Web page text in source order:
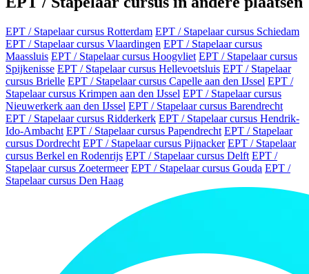
EPT / Stapelaar cursus Rotterdam EPT / Stapelaar cursus Schiedam
EPT / Stapelaar cursus Vlaardingen EPT / Stapelaar cursus
Maassluis EPT / Stapelaar cursus Hoogvliet EPT / Stapelaar cursus
Spijkenisse EPT / Stapelaar cursus Hellevoetsluis EPT / Stapelaar
cursus Brielle EPT / Stapelaar cursus Capelle aan den IJssel EPT /
Stapelaar cursus Krimpen aan den IJssel EPT / Stapelaar cursus
Nieuwerkerk aan den IJssel EPT / Stapelaar cursus Barendrecht
EPT / Stapelaar cursus Ridderkerk EPT / Stapelaar cursus Hendrik-
Ido-Ambacht EPT / Stapelaar cursus Papendrecht EPT / Stapelaar
cursus Dordrecht EPT / Stapelaar cursus Pijnacker EPT / Stapelaar
cursus Berkel en Rodenrijs EPT / Stapelaar cursus Delft EPT /
Stapelaar cursus Zoetermeer EPT / Stapelaar cursus Gouda EPT /
Stapelaar cursus Den Haag